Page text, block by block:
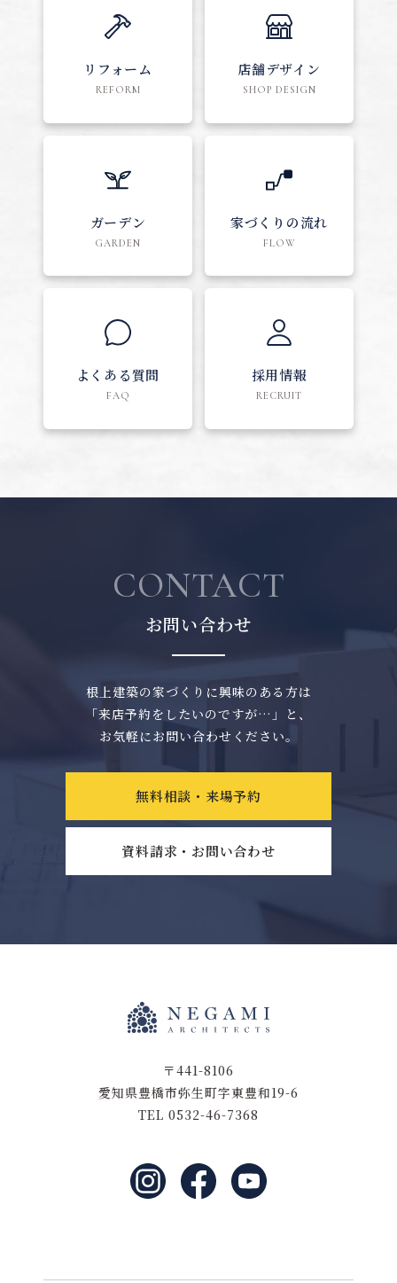
リフォーム
REFORM
店舗デザイン
SHOP DESIGN
ガーデン
GARDEN
家づくりの流れ
FLOW
よくある質問
FAQ
採用情報
RECRUIT
CONTACT
お問い合わせ
根上建築の家づくりに興味のある方は
「来店予約をしたいのですが…」と、
お気軽にお問い合わせください。
無料相談・来場予約
資料請求・お問い合わせ
〒441-8106
愛知県豊橋市弥生町字東豊和19-6
TEL 0532-46-7368